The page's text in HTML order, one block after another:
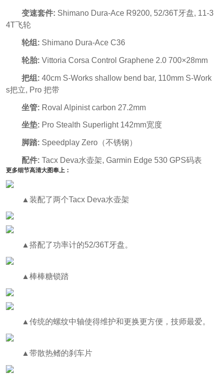
变速套件: Shimano Dura-Ace R9200, 52/36T牙盘, 11-3
4T飞轮
轮组: Shimano Dura-Ace C36
轮胎: Vittoria Corsa Control Graphene 2.0 700×28mm
把组: 40cm S-Works shallow bend bar, 110mm S-Work
s把立, Pro 把带
坐管: Roval Alpinist carbon 27.2mm
坐垫: Pro Stealth Superlight 142mm宽度
脚踏: Speedplay Zero（不锈钢）
配件: Tacx Deva水壶架, Garmin Edge 530 GPS码表
更多细节高清大图奉上：
▲装配了两个Tacx Deva水壶架
▲搭配了功率计的52/36T牙盘。
▲棒棒糖锁踏
▲传统的螺纹中轴使得维护和更换更方便，技师最爱。
▲带散热鳍的刹车片